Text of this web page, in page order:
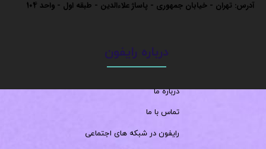
آدرس: تهران - خیابان جمهوری - پاساژ علاءالدین - طبقه اول - واحد 104
درباره رایفون
درباره ما
تماس با ما
رایفون در شبکه های اجتماعی